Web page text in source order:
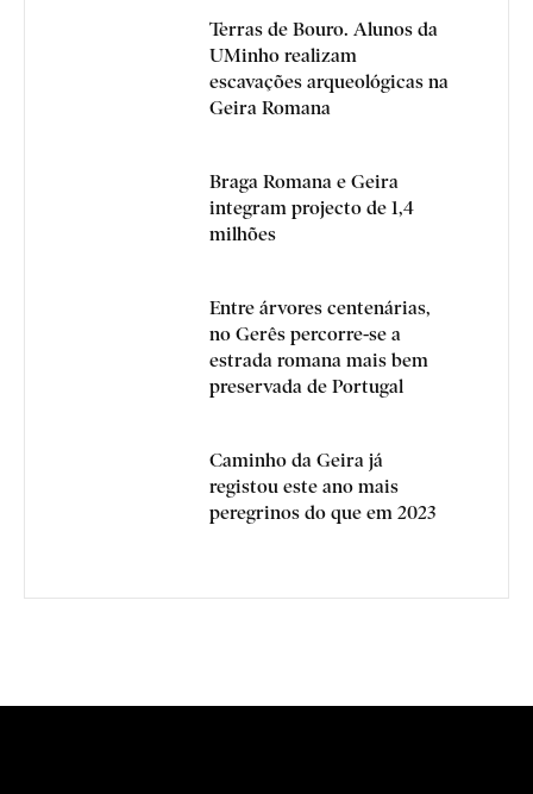
Terras de Bouro. Alunos da
UMinho realizam
escavações arqueológicas na
Geira Romana
Braga Romana e Geira
integram projecto de 1,4
milhões
Entre árvores centenárias,
no Gerês percorre-se a
estrada romana mais bem
preservada de Portugal
Caminho da Geira já
registou este ano mais
peregrinos do que em 2023